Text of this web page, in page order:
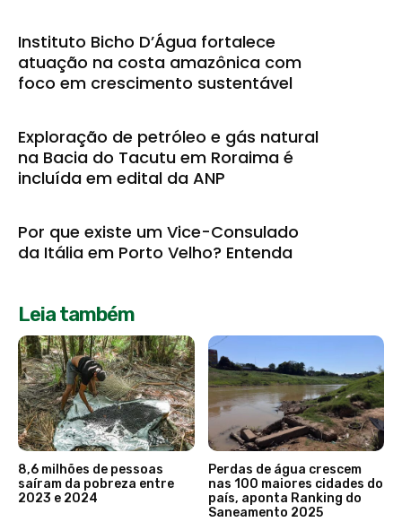
Instituto Bicho D’Água fortalece
atuação na costa amazônica com
foco em crescimento sustentável
Exploração de petróleo e gás natural
na Bacia do Tacutu em Roraima é
incluída em edital da ANP
Por que existe um Vice-Consulado
da Itália em Porto Velho? Entenda
Leia também
8,6 milhões de pessoas
saíram da pobreza entre
2023 e 2024
Perdas de água crescem
nas 100 maiores cidades do
país, aponta Ranking do
Saneamento 2025